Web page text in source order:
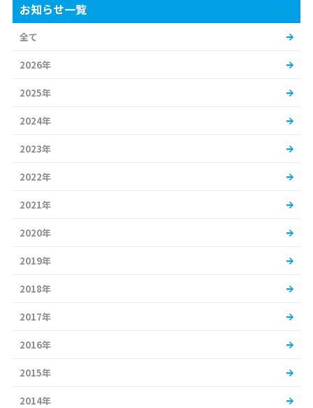
お知らせ一覧
全て
2026年
2025年
2024年
2023年
2022年
2021年
2020年
2019年
2018年
2017年
2016年
2015年
2014年